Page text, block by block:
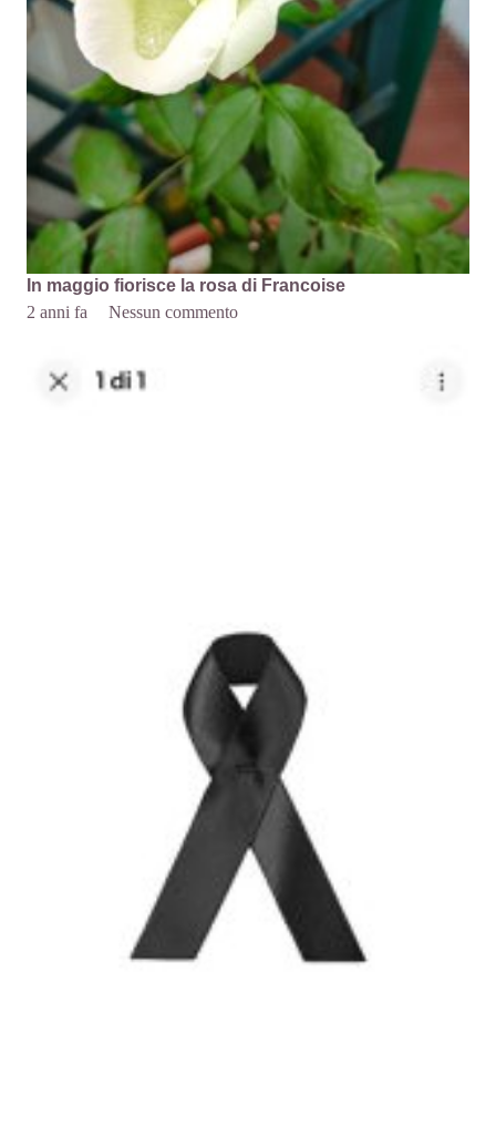
In maggio fiorisce la rosa di Francoise
2 anni fa
Nessun commento